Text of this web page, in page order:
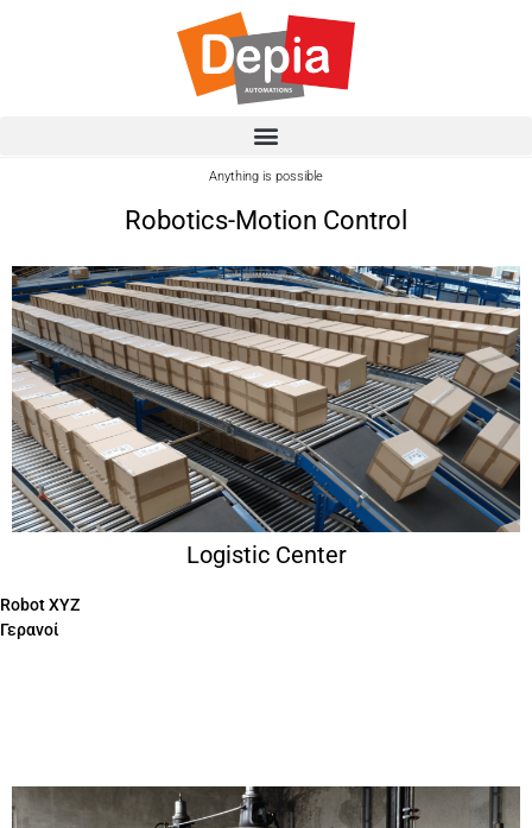
Anything is possible
Robotics-Motion Control
Logistic Center
Robot XYZ
Γερανοί